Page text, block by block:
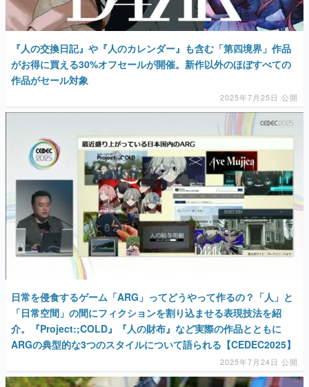
『人の交換日記』や『人のカレンダー』も含む「第四境界」作品
がお得に買える30%オフセールが開催。新作以外のほぼすべての
作品がセール対象
2025年7月25日 公開
日常を侵食するゲーム「ARG」ってどうやって作るの？「人」と
「日常空間」の間にフィクションを割り込ませる表現技法を紹
介。『Project:;COLD』『人の財布』など実際の作品とともに
ARGの典型的な3つのスタイルについて語られる【CEDEC2025】
2025年7月24日 公開